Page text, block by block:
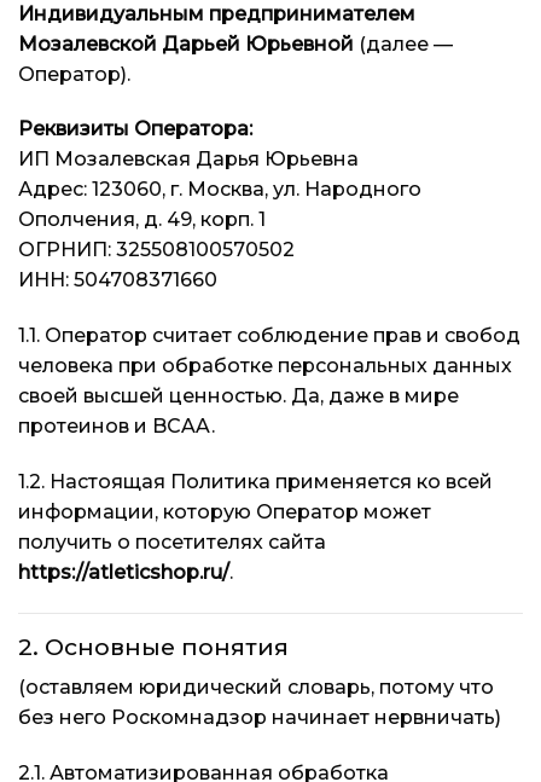
Индивидуальным предпринимателем
Мозалевской Дарьей Юрьевной (далее —
Оператор).
Реквизиты Оператора:
ИП Мозалевская Дарья Юрьевна
Адрес: 123060, г. Москва, ул. Народного
Ополчения, д. 49, корп. 1
ОГРНИП: 325508100570502
ИНН: 504708371660
1.1. Оператор считает соблюдение прав и свобод
человека при обработке персональных данных
своей высшей ценностью. Да, даже в мире
протеинов и BCAA.
1.2. Настоящая Политика применяется ко всей
информации, которую Оператор может
получить о посетителях сайта
https://atleticshop.ru/.
2. Основные понятия
(оставляем юридический словарь, потому что
без него Роскомнадзор начинает нервничать)
2.1. Автоматизированная обработка